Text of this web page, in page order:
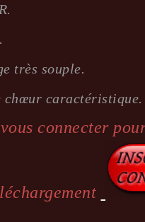
très souple.
chœur caractéristique.
connecter